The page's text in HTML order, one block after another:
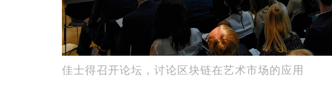
佳士得召开论坛，讨论区块链在艺术市场的应用